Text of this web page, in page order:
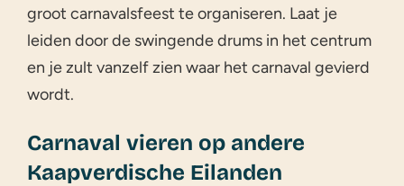
groot carnavalsfeest te organiseren. Laat je
leiden door de swingende drums in het centrum
en je zult vanzelf zien waar het carnaval gevierd
wordt.
Carnaval vieren op andere
Kaapverdische Eilanden